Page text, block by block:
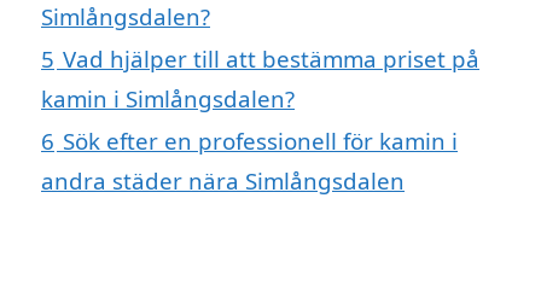
Simlångsdalen?
5 Vad hjälper till att bestämma priset på
kamin i Simlångsdalen?
6 Sök efter en professionell för kamin i
andra städer nära Simlångsdalen